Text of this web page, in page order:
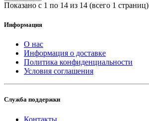
Показано с 1 по 14 из 14 (всего 1 страниц)
Информация
О нас
Информация о доставке
Политика конфиденциальности
Условия соглашения
Служба поддержки
Контакты